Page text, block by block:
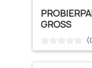
GROSS